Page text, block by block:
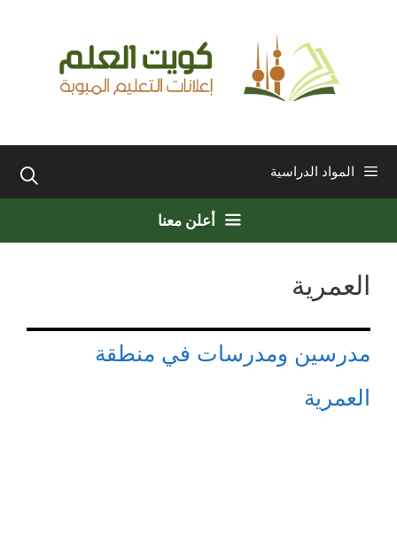
المواد الدراسية
أعلن معنا
العمرية
مدرسين ومدرسات في منطقة
العمرية